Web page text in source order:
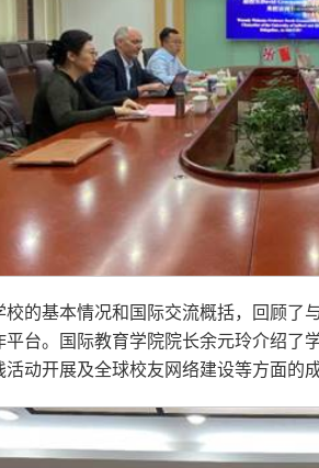
的基本情况和国际交流概括，回顾
台。国际教育学院院长余元玲介绍
动开展及全球校友网络建设等方面的成